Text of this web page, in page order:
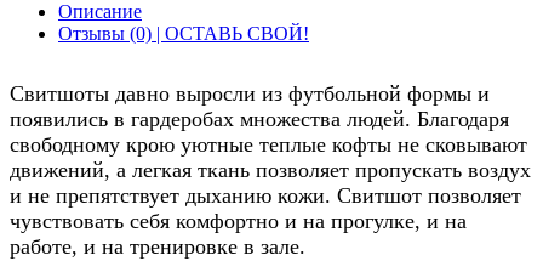
Описание
Отзывы (0) | ОСТАВЬ СВОЙ!
Свитшоты давно выросли из футбольной формы и
появились в гардеробах множества людей. Благодаря
свободному крою уютные теплые кофты не сковывают
движений, а легкая ткань позволяет пропускать воздух
и не препятствует дыханию кожи. Свитшот позволяет
чувствовать себя комфортно и на прогулке, и на
работе, и на тренировке в зале.